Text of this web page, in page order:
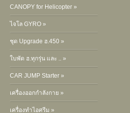
CANOPY for Helicopter »
ไจโล GYRO »
ชุด Upgrade ฮ.450 »
ใบพัด ฮ.ทุกรุ่น และ .. »
CAR JUMP Starter »
เครื่องออกกำลังกาย »
เครื่องทำไอศรีม »